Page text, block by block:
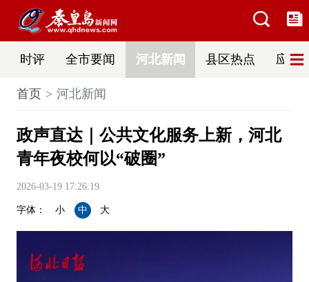
时评 全市要闻 河北新闻 县区热点 应急
首页 河北新闻
政声直达｜公共文化服务上新，河北
青年夜校何以“破圈”
2026-03-19 17:26:19
字体： 小 中 大